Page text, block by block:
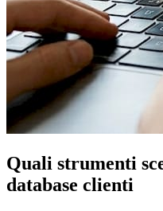
Quali strumenti
database clienti